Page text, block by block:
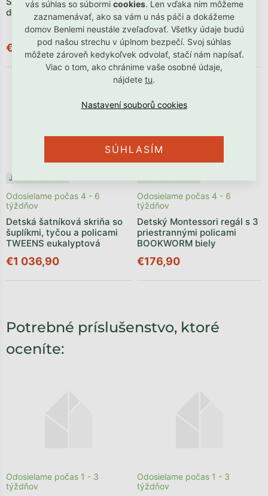
vás súhlas so súbormi cookies. Len vďaka nim môžeme
zaznamenávať, ako sa vám u nás páči a dokážeme
domov Benlemi neustále zveľaďovať. Všetky údaje budú
pod našou strechu v úplnom bezpečí. Svoj súhlas
môžete zároveň kedykoľvek odvolať, stačí nám napísať.
Viac o tom, ako chránime vaše osobné údaje,
nájdete tu.
SÚHLASÍM
do detskej izby
€427,90
Biela detská šatníková
skriňa VICTOR
€383,90
€345,51
Jedine v Benlemi
Detská šatníková skriňa so
šuplíkmi, tyčou a policami
TWEENS eukalyptová
Odosielame počas 4 - 6
týždňov
€1 036,90
Detský Montessori regál s 3
priestrannými policami
BOOKWORM biely
Odosielame počas 4 - 6
týždňov
€176,90
Potrebné príslušenstvo, ktoré
oceníte:
Odosielame počas 1 - 3
týždňov
Odosielame počas 1 - 3
týždňov